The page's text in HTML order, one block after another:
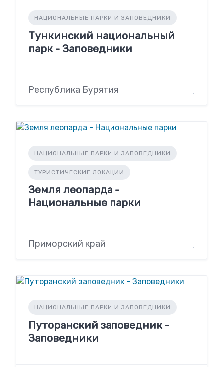
НАЦИОНАЛЬНЫЕ ПАРКИ И ЗАПОВЕДНИКИ
Тункинский национальный
парк - Заповедники
Республика Бурятия
НАЦИОНАЛЬНЫЕ ПАРКИ И ЗАПОВЕДНИКИ
ТУРИСТИЧЕСКИЕ ЛОКАЦИИ
Земля леопарда -
Национальные парки
Приморский край
НАЦИОНАЛЬНЫЕ ПАРКИ И ЗАПОВЕДНИКИ
Путоранский заповедник -
Заповедники